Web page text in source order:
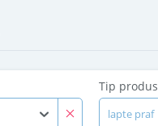
Tip produs
lapte praf